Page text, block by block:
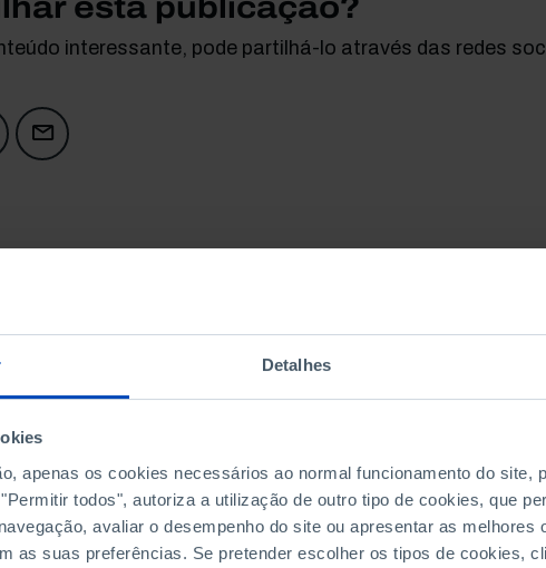
Detalhes
apenas os cookies necessários ao normal funcionamento do site,
todos", autoriza a utilização de outro tipo de cookies, que
avaliar o desempenho do site ou apresentar as melhores
as suas preferências. Se pretender escolher os tipos de cookies,
esta publicação?
interessante, pode partilhá-lo através das redes